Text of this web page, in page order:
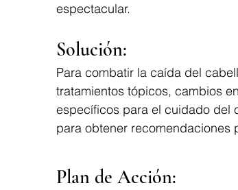
espectacular.
Solución:
Para combatir la caída del
tratamientos tópicos, cambios
específicos para el cuidado del
para obtener recomendaciones
Plan de Acción: